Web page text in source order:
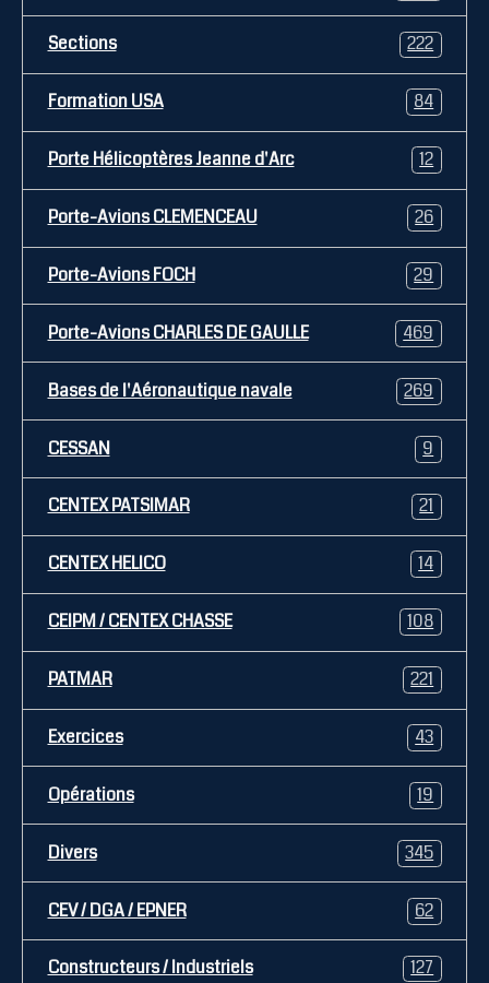
Sections 222
Formation USA 84
Porte Hélicoptères Jeanne d'Arc 12
Porte-Avions CLEMENCEAU 26
Porte-Avions FOCH 29
Porte-Avions CHARLES DE GAULLE 469
Bases de l'Aéronautique navale 269
CESSAN 9
CENTEX PATSIMAR 21
CENTEX HELICO 14
CEIPM / CENTEX CHASSE 108
PATMAR 221
Exercices 43
Opérations 19
Divers 345
CEV / DGA / EPNER 62
Constructeurs / Industriels 127